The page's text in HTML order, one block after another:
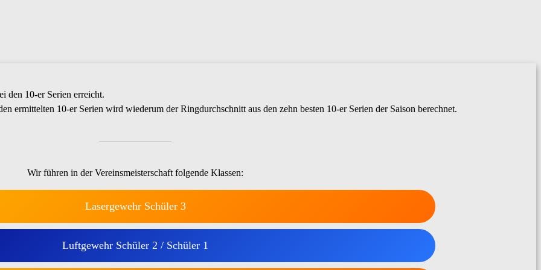
den 10-er Serien erreicht.
ermittelten 10-er Serien wird wiederum der Ringdurchschnitt aus den zehn besten 10-er Serien der Saison berechnet.
Wir führen in der Vereinsmeisterschaft folgende Klassen:
Lasergewehr Schüler 3
Luftgewehr Schüler 2 / Schüler 1